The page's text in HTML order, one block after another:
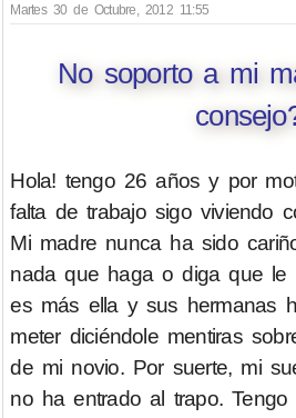
Martes 30 de Octubre, 2012 11:55
No soporto a mi
Hola! tengo 26 años y por
falta de trabajo sigo viviendo
Mi madre nunca ha sido
nada que haga o diga que le
es más ella y sus hermanas
meter diciéndole mentiras
de mi novio. Por suerte, mi
no ha entrado al trapo. Tengo